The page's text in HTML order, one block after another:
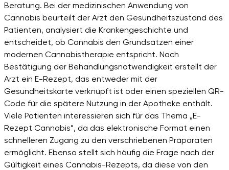
Beratung. Bei der medizinischen Anwendung von
Cannabis beurteilt der Arzt den Gesundheitszustand des
Patienten, analysiert die Krankengeschichte und
entscheidet, ob Cannabis den Grundsätzen einer
modernen Cannabistherapie entspricht. Nach
Bestätigung der Behandlungsnotwendigkeit erstellt der
Arzt ein E-Rezept, das entweder mit der
Gesundheitskarte verknüpft ist oder einen speziellen QR-
Code für die spätere Nutzung in der Apotheke enthält.
Viele Patienten interessieren sich für das Thema „E-
Rezept Cannabis”, da das elektronische Format einen
schnelleren Zugang zu den verschriebenen Präparaten
ermöglicht. Ebenso stellt sich häufig die Frage nach der
Gültigkeit eines Cannabis-Rezepts, da diese von den